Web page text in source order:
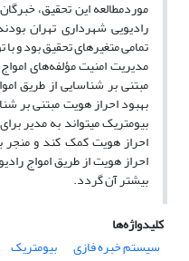
موردمطالعه این تحقیق،
رادیویی شهرداری تهران
تمامی متغیرهای تحقیق بود و
مدیریت امنیت مؤلفه‌های
مبتنی بر شناسایی از طریق
بهبود احراز هویت مبتنی بر
بیومتریک می­تواند به مدیر
احراز هویت کمک کند و منجر
احراز هویت از طریق امواج
بیشتر آن گردد.
کلیدواژه‌ها
سیستم خبره فازی
بیومتریک